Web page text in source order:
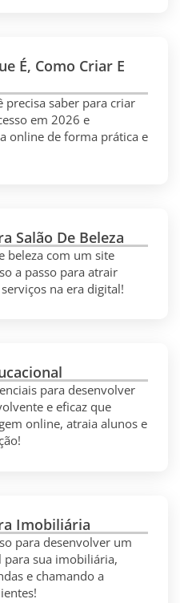
É, Como Criar E
precisa saber para criar
em 2026 e
online de forma prática e
Salão De Beleza
beleza com um site
a passo para atrair
na era digital!
para desenvolver
e eficaz que
online, atraia alunos e
Imobiliária
para desenvolver um
para sua imobiliária,
e chamando a